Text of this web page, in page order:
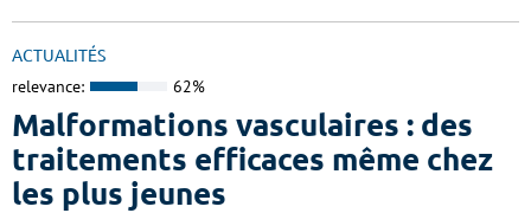
ACTUALITÉS
relevance: 62%
Malformations vasculaires : des
traitements efficaces même chez
les plus jeunes